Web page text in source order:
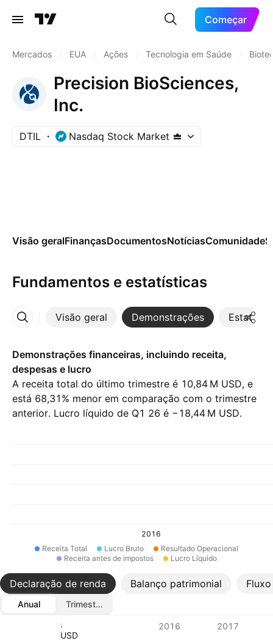
Começar
Mercados EUA Ações Tecnologia em Saúde
Precision BioSciences,
Inc.
DTIL Nasdaq Stock Market
Visão geralFinançasDocumentosNotíciasComunidade
Fundamentos e estatísticas
Visão geral Demonstrações
Mais
Demonstrações financeiras, incluindo receita,
despesas e lucro
A receita total do último trimestre é ‪10,84 M‬ USD, e
está 68,31% menor em comparação com o trimestre
anterior. Lucro líquido de Q1 26 é ‪−18,44 M‬ USD.
2016
Receita Total
Lucro Bruto
Resultado Operacional
Receita antes de impostos
Lucro Líquido
Declaração de renda Balanço patrimonial
Anual
Trimestral
Métricas
Moeda: USD
2016 2017